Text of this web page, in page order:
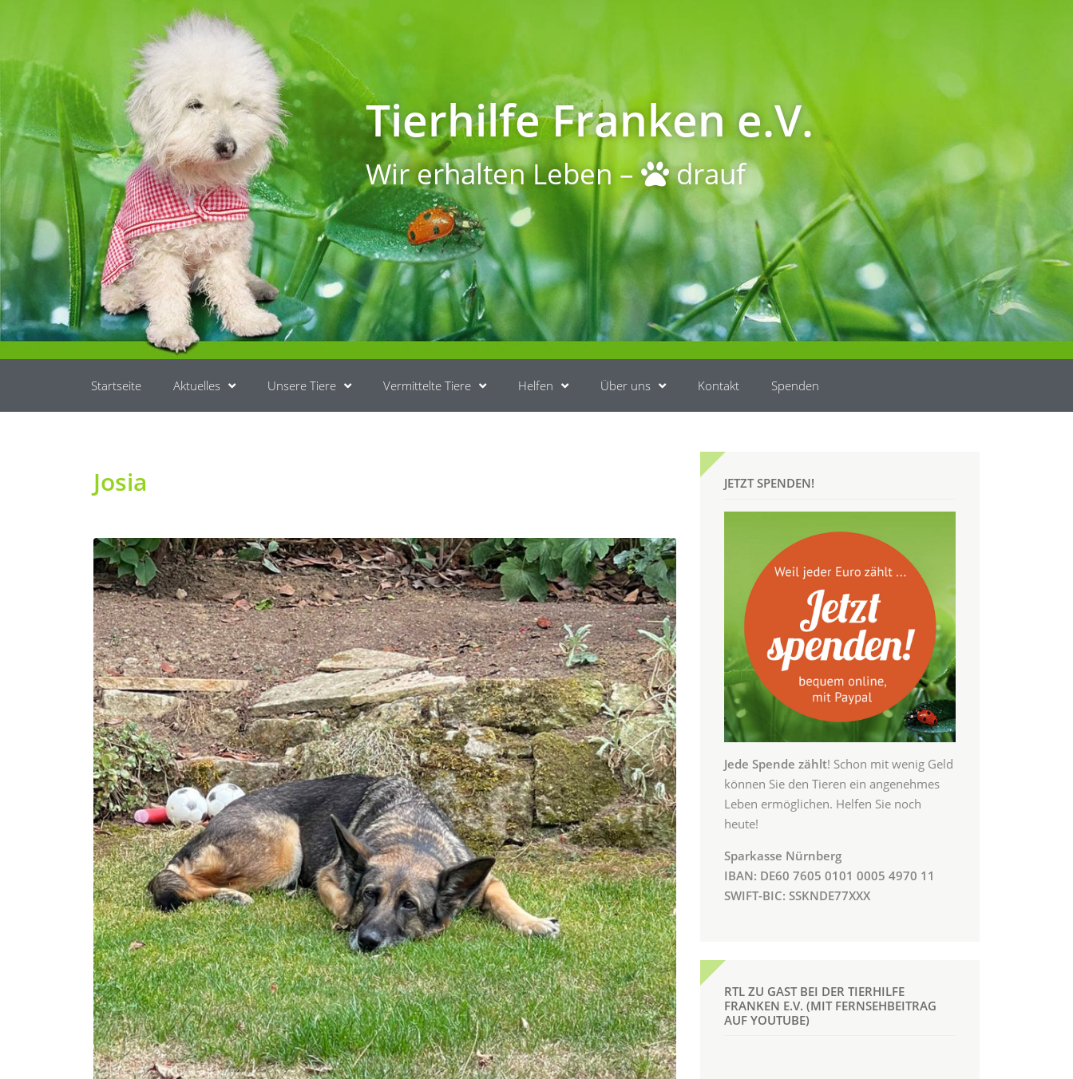
Tierhilfe Franken e.V.
Wir erhalten Leben – drauf
Startseite Aktuelles Unsere Tiere Vermittelte Tiere Helfen Über uns Kontakt Spenden
Josia JETZT SPENDEN!
Jede Spende zählt! Schon mit wenig Geld
können Sie den Tieren ein angenehmes
Leben ermöglichen. Helfen Sie noch
heute!
Sparkasse Nürnberg
IBAN: DE60 7605 0101 0005 4970 11
SWIFT-BIC: SSKNDE77XXX
RTL ZU GAST BEI DER TIERHILFE
FRANKEN E.V. (MIT FERNSEHBEITRAG
AUF YOUTUBE)